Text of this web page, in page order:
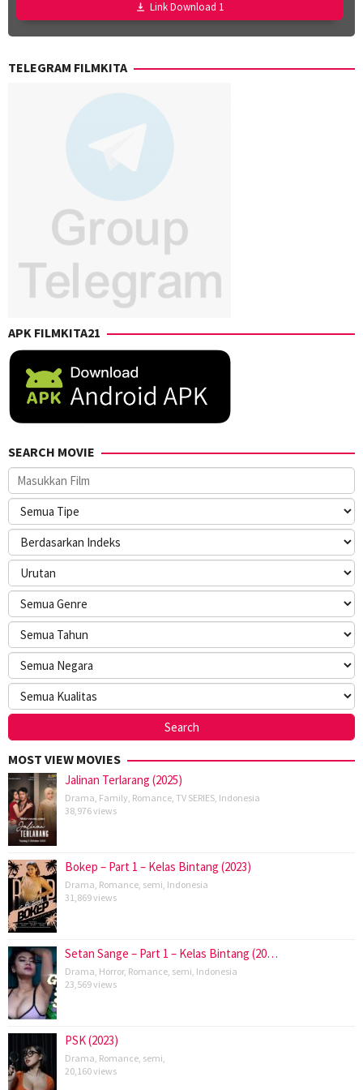
Link Download 1
TELEGRAM FILMKITA
APK FILMKITA21
SEARCH MOVIE
MOST VIEW MOVIES
Jalinan Terlarang (2025)
Drama Family Romance TV SERIES Indonesia
38,976 views
Bokep – Part 1 – Kelas Bintang (2023)
Drama Romance semi Indonesia
31,869 views
Setan Sange – Part 1 – Kelas Bintang (20…
Drama Horror, Romance semi Indonesia
23,569 views
PSK (2023)
Drama Romance semi
20,160 views